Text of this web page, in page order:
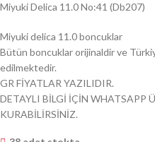
Miyuki Delica 11.0 No:41 (Db207)
Miyuki delica 11.0 boncuklar
Bütün boncuklar orijinaldir ve
edilmektedir.
GR FİYATLAR YAZILIDIR.
DETAYLI BİLGİ İÇİN WHATSAPP
KURABİLİRSİNİZ.